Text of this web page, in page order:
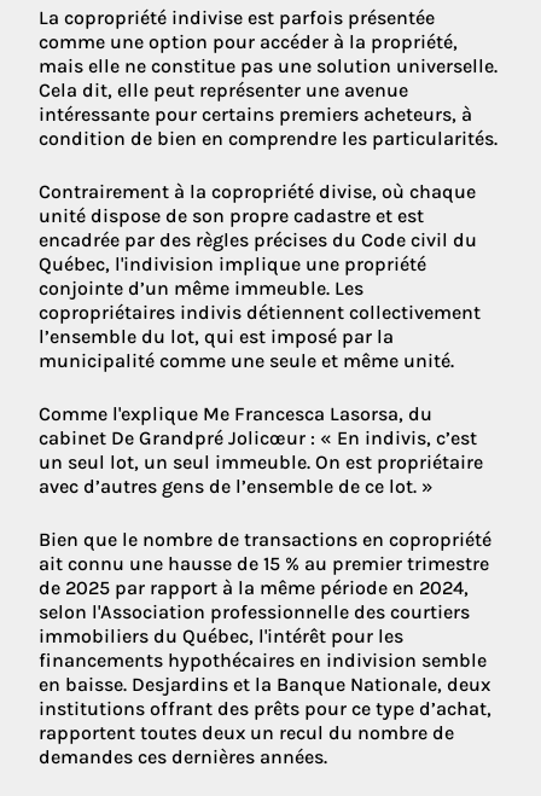
La copropriété indivise est parfois présentée
comme une option pour accéder à la propriété,
mais elle ne constitue pas une solution universelle.
Cela dit, elle peut représenter une avenue
intéressante pour certains premiers acheteurs, à
condition de bien en comprendre les particularités.
Contrairement à la copropriété divise, où chaque
unité dispose de son propre cadastre et est
encadrée par des règles précises du Code civil du
Québec, l'indivision implique une propriété
conjointe d’un même immeuble. Les
copropriétaires indivis détiennent collectivement
l’ensemble du lot, qui est imposé par la
municipalité comme une seule et même unité.
Comme l'explique Me Francesca Lasorsa, du
cabinet De Grandpré Jolicœur : « En indivis, c’est
un seul lot, un seul immeuble. On est propriétaire
avec d’autres gens de l’ensemble de ce lot. »
Bien que le nombre de transactions en copropriété
ait connu une hausse de 15 % au premier trimestre
de 2025 par rapport à la même période en 2024,
selon l'Association professionnelle des courtiers
immobiliers du Québec, l'intérêt pour les
financements hypothécaires en indivision semble
en baisse. Desjardins et la Banque Nationale, deux
institutions offrant des prêts pour ce type d’achat,
rapportent toutes deux un recul du nombre de
demandes ces dernières années.